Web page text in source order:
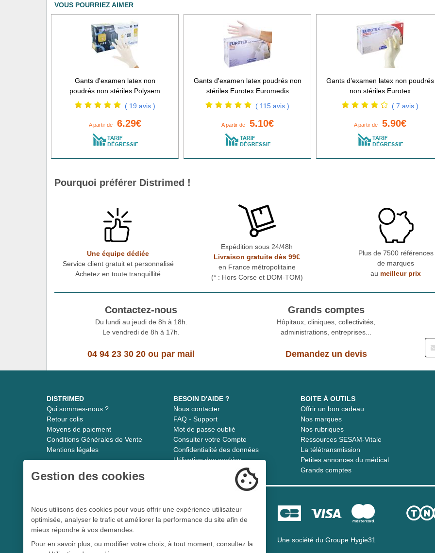
VOUS POURRIEZ AIMER
Gants d'examen latex non
poudrés non stériles Polysem
( 19 avis )
A partir de 6.29€
Gants d'examen latex poudrés non
stériles Eurotex Euromedis
( 115 avis )
A partir de 5.10€
Gants d'examen latex non poudrés
non stériles Eurotex
( 7 avis )
A partir de 5.90€
Pourquoi préférer Distrimed !
Une équipe dédiée
Service client gratuit et personnalisé
Achetez en toute tranquillité
Expédition sous 24/48h
Livraison gratuite dès 99€
en France métropolitaine
(* : Hors Corse et DOM-TOM)
Plus de 7500 références
de marques
au meilleur prix
Contactez-nous
Du lundi au jeudi de 8h à 18h.
Le vendredi de 8h à 17h.
04 94 23 30 20 ou par mail
Grands comptes
Hôpitaux, cliniques, collectivités,
administrations, entreprises...
Demandez un devis
DISTRIMED
Qui sommes-nous ?
Retour colis
Moyens de paiement
Conditions Générales de Vente
Mentions légales
BESOIN D'AIDE ?
Nous contacter
FAQ - Support
Mot de passe oublié
Consulter votre Compte
Confidentialité des données
Utilisation des cookies
BOITE À OUTILS
Offrir un bon cadeau
Nos marques
Nos rubriques
Ressources SESAM-Vitale
La télétransmission
Petites annonces du médical
Grands comptes
Distrimed.com 1989 - 2026
Le spécialiste du matériel médical
Une société du Groupe Hygie31
Gestion des cookies
Nous utilisons des cookies pour vous offrir une expérience utilisateur
optimisée, analyser le trafic et améliorer la performance du site afin de
mieux répondre à vos demandes.
Pour en savoir plus, ou modifier votre choix, à tout moment, consultez la